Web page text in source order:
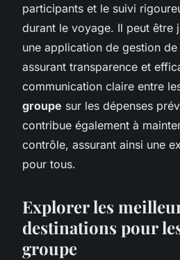
participants et le suivi
durant le voyage. Il peut être
une application de gestion
assurant transparence et
communication claire entre
groupe sur les dépenses
contribue également à
contrôle, assurant ainsi une
pour tous.
Explorer les
destinations pour
groupe